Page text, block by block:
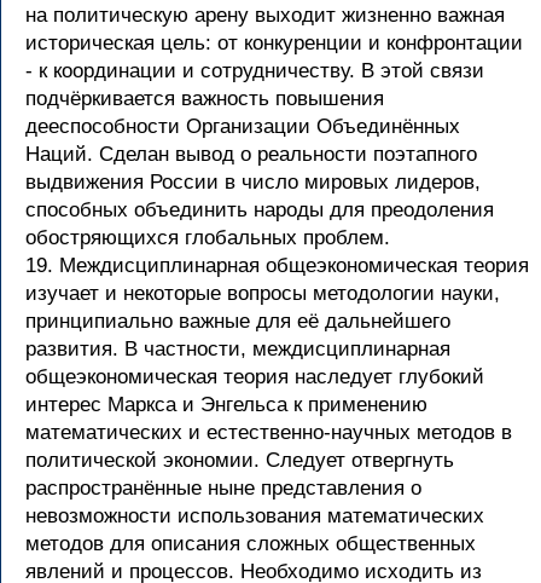
на политическую арену выходит жизненно важная
историческая цель: от конкуренции и конфронтации
- к координации и сотрудничеству. В этой связи
подчёркивается важность повышения
дееспособности Организации Объединённых
Наций. Сделан вывод о реальности поэтапного
выдвижения России в число мировых лидеров,
способных объединить народы для преодоления
обостряющихся глобальных проблем.
19. Междисциплинарная общеэкономическая теория
изучает и некоторые вопросы методологии науки,
принципиально важные для её дальнейшего
развития. В частности, междисциплинарная
общеэкономическая теория наследует глубокий
интерес Маркса и Энгельса к применению
математических и естественно-научных методов в
политической экономии. Следует отвергнуть
распространённые ныне представления о
невозможности использования математических
методов для описания сложных общественных
явлений и процессов. Необходимо исходить из